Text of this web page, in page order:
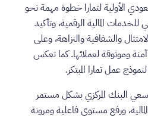
الأولية لتمارا خطوة مهمة نحو
للخدمات المالية الرقمية، وتأكيد
والشفافية والنزاهة، وعلى
وموثوقة لعملائها. كما تعكس
عمل تمارا المبتكر.
البنك المركزي بشكل مستمر
ورفع مستوى فاعلية ومرونة